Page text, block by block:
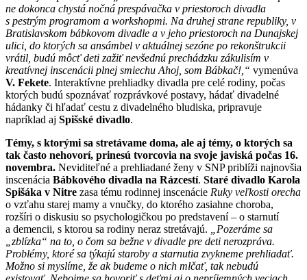
ne dokonca chystá nočná prespávačka v priestoroch divadla
s pestrým programom a workshopmi. Na druhej strane republiky, v
Bratislavskom bábkovom divadle a v jeho priestoroch na Dunajskej
ulici, do ktorých sa ansámbel v aktuálnej sezóne po rekonštrukcii
vrátil, budú môcť deti zažiť nevšednú prechádzku zákulisím v
kreatívnej inscenácii plnej smiechu Ahoj, som Bábkač!,“ vymenúva
V. Fekete. Interaktívne prehliadky divadla pre celé rodiny, počas
ktorých budú spoznávať rozprávkové postavy, hádať divadelné
hádanky či hľadať cestu z divadelného bludiska, pripravuje
napríklad aj Spišské divadlo.
Témy, s ktorými sa stretávame doma, ale aj témy, o ktorých sa
tak často nehovorí, prinesú tvorcovia na svoje javiská počas 16.
novembra. Neviditeľné a prehliadané ženy v SNP priblíži najnovšia
inscenácia Bábkového divadla na Rázcestí. Staré divadlo Karola
Spišáka v Nitre zasa tému rodinnej inscenácie Ruky veľkosti orecha
o vzťahu starej mamy a vnučky, do ktorého zasiahne choroba,
rozšíri o diskusiu so psychologičkou po predstavení – o starnutí
a demencii, s ktorou sa rodiny neraz stretávajú.
„Pozeráme sa
„zblízka“ na to, o čom sa bežne v divadle pre deti nerozpráva.
Problémy, ktoré sa týkajú staroby a starnutia zvykneme prehliadať.
Možno si myslíme, že ak budeme o nich mlčať, tak nebudú